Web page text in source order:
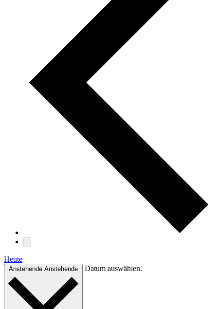
Heute
Anstehende Anstehende Datum auswählen.